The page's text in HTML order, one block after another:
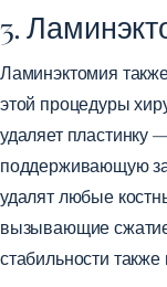
3.
Ламинэктомия
этой процедуры
удаляет пластинку
поддерживающую
удалят любые
вызывающие
стабильности